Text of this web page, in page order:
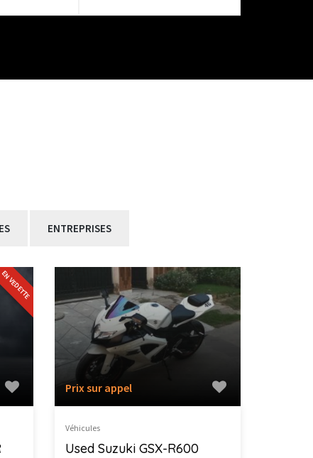
ENTREPRISES
EN VEDETTE
Prix ​​sur appel
Véhicules
Used Suzuki GSX-R600